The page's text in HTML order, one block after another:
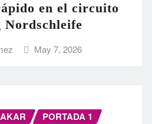
en el circuito
May 7, 2026
PORTADA 1